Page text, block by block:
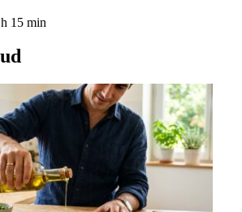
15 min